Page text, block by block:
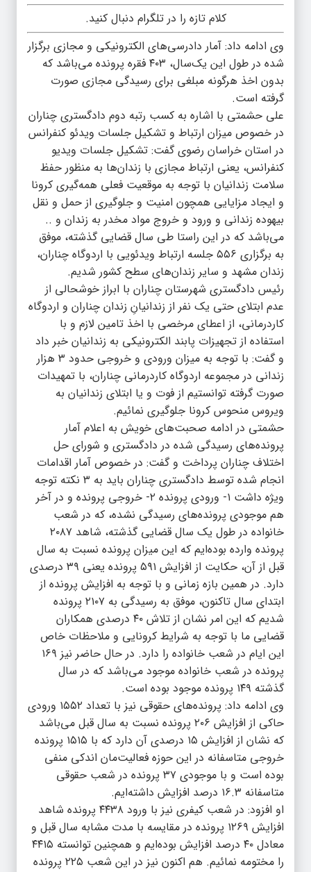
کلام تازه را در تلگرام دنبال کنید.
وی ادامه داد: آمار دادرسی‌های الکترونیکی و مجازی برگزار
شده در طول این یک‌سال، ۴۰۳ فقره پرونده می‌باشد که
بدون اخذ هرگونه مبلغی برای رسیدگی مجازی صورت
گرفته است.
علی حشمتی با اشاره به کسب رتبه دوم دادگستری چناران
در خصوص میزان ارتباط و تشکیل جلسات ویدئو کنفرانس
در استان خراسان رضوی گفت: تشکیل جلسات ویدیو
کنفرانس، یعنی ارتباط مجازی با زندان‌ها به منظور حفظ
سلامت زندانیان با توجه به موقعیت فعلی همه‌گیری کرونا
و ایجاد مزایایی همچون امنیت و جلوگیری از حمل و نقل
بیهوده زندانی و ورود و خروج مواد مخدر به زندان و ..
می‌باشد که در این راستا طی سال قضایی گذشته، موفق
به برگزاری ۵۵۶ جلسه ارتباط ویدئویی با اردوگاه چناران،
زندان مشهد و سایر زندان‌های سطح کشور شدیم.
رئیس دادگستری شهرستان چناران با ابراز خوشحالی از
عدم ابتلای حتی یک نفر از زندانیانِ زندان چناران و اردوگاه
کاردرمانی، از اعطای مرخصی با اخذ تامین لازم و با
استفاده از تجهیزات پابند الکترونیکی به زندانیان خبر داد
و گفت: با توجه به میزان ورودی و خروجی حدود ۳ هزار
زندانی در مجموعه اردوگاه کاردرمانی چناران، با تمهیدات
صورت گرفته توانستیم از فوت و یا ابتلای زندانیان به
ویروس منحوس کرونا جلوگیری نمائیم.
حشمتی در ادامه صحبت‌های خویش به اعلام آمار
پرونده‌های رسیدگی شده در دادگستری و شورای حل
اختلاف چناران پرداخت و گفت: در خصوص آمار اقدامات
انجام شده توسط دادگستری چناران باید به ۳ نکته توجه
ویژه داشت ۱- ورودی پرونده ۲- خروجی پرونده و در آخر
هم موجودی پرونده‌های رسیدگی نشده، که در شعب
خانواده در طول یک سال قضایی گذشته، شاهد ۲۰۸۷
پرونده وارده بوده‌ایم که این میزان پرونده نسبت به سال
قبل از آن، حکایت از افزایش ۵۹۱ پرونده یعنی ۳۹ درصدی
دارد. در همین بازه زمانی و با توجه به افزایش پرونده از
ابتدای سال تاکنون، موفق به رسیدگی به ۲۱۰۷ پرونده
شدیم که این امر نشان از تلاش ۴۰ درصدی همکاران
قضایی ما با توجه به شرایط کرونایی و ملاحظات خاص
این ایام در شعب خانواده را دارد. در حال حاضر نیز ۱۶۹
پرونده در شعب خانواده موجود می‌باشد که در سال
گذشته ۱۴۹ پرونده موجود بوده است.
وی ادامه داد: پرونده‌های حقوقی نیز با تعداد ۱۵۵۲ ورودی
حاکی از افزایش ۲۰۶ پرونده نسبت به سال قبل می‌باشد
که نشان از افزایش ۱۵ درصدی آن دارد که با ۱۵۱۵ پرونده
خروجی متاسفانه در این حوزه فعالیت‌مان اندکی منفی
بوده است و با موجودی ۳۷ پرونده در شعب حقوقی
متاسفانه ۱۶.۳ درصد افزایش داشته‌ایم.
او افزود: در شعب کیفری نیز با ورود ۴۴۳۸ پرونده شاهد
افزایش ۱۲۶۹ پرونده در مقایسه با مدت مشابه سال قبل و
معادل ۴۰ درصد افزایش بوده‌ایم و همچنین توانسته ۴۴۱۵
را مختومه نمائیم. هم اکنون نیز در این شعب ۲۲۵ پرونده